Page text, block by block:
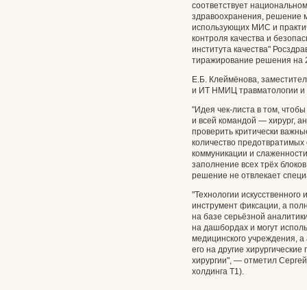
соответствует
здравоохранения, решение
использующих МИС и
контроля качества и
института качества"
тиражирование решения на
Е.Б. Клеймёнова,
и ИТ НМИЦ травматологии
"Идея чек-листа в том,
и всей командой — хирург,
проверить критически
количество
коммуникации и
заполнение всех трёх
решение не отвлекает
"Технологии
инструмент фиксации, а
на базе серьёзной
на дашбордах и могут
медицинского учреждения,
его на другие
хирургии", — отметил
холдинга Т1).